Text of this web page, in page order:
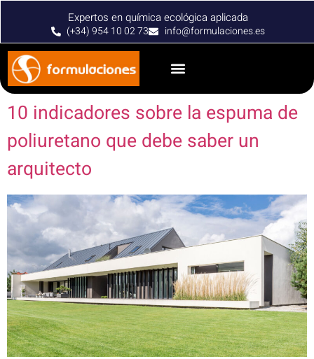
Expertos en química ecológica aplicada
(+34) 954 10 02 73 info@formulaciones.es
10 indicadores sobre la espuma de
poliuretano que debe saber un
arquitecto